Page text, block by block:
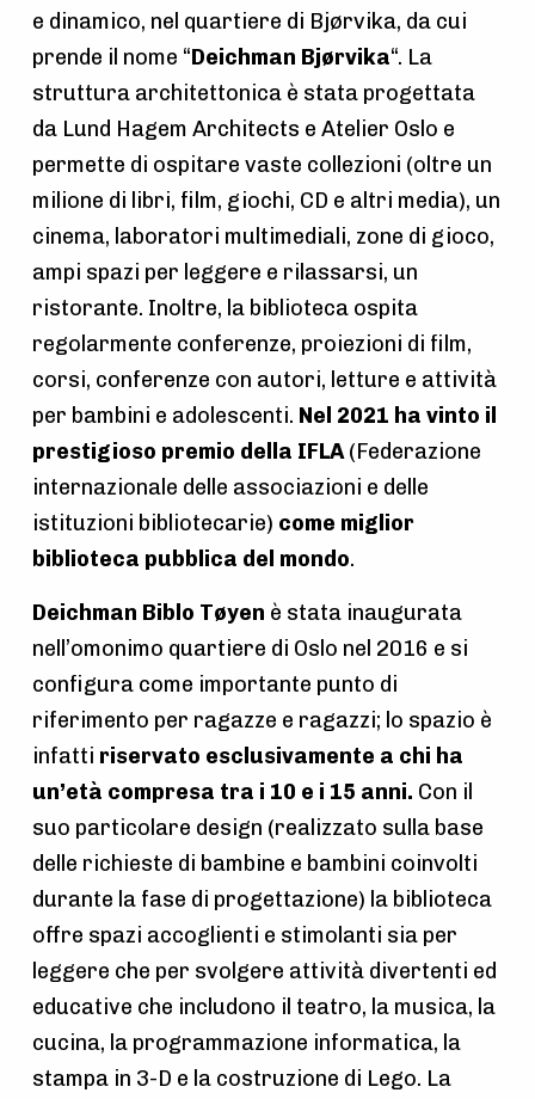
e dinamico, nel quartiere di Bjørvika, da cui
prende il nome “Deichman Bjørvika“. La
struttura architettonica è stata progettata
da Lund Hagem Architects e Atelier Oslo e
permette di ospitare vaste collezioni (oltre un
milione di libri, film, giochi, CD e altri media), un
cinema, laboratori multimediali, zone di gioco,
ampi spazi per leggere e rilassarsi, un
ristorante. Inoltre, la biblioteca ospita
regolarmente conferenze, proiezioni di film,
corsi, conferenze con autori, letture e attività
per bambini e adolescenti. Nel 2021 ha vinto il
prestigioso premio della IFLA(Federazione
internazionale delle associazioni e delle
istituzioni bibliotecarie) come miglior
biblioteca pubblica del mondo.
Deichman Biblo Tøyen è stata inaugurata
nell’omonimo quartiere di Oslo nel 2016 e si
configura come importante punto di
riferimento per ragazze e ragazzi; lo spazio è
infatti riservato esclusivamente a chi ha
un’età compresa tra i 10 e i 15 anni. Con il
suo particolare design (realizzato sulla base
delle richieste di bambine e bambini coinvolti
durante la fase di progettazione) la biblioteca
offre spazi accoglienti e stimolanti sia per
leggere che per svolgere attività divertenti ed
educative che includono il teatro, la musica, la
cucina, la programmazione informatica, la
stampa in 3-D e la costruzione di Lego. La